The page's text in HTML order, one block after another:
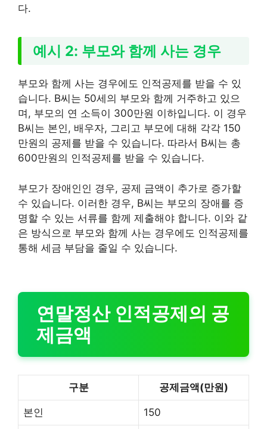
다.
예시 2: 부모와 함께 사는 경우
부모와 함께 사는 경우에도 인적공제를 받을 수 있
습니다. B씨는 50세의 부모와 함께 거주하고 있으
며, 부모의 연 소득이 300만원 이하입니다. 이 경우
B씨는 본인, 배우자, 그리고 부모에 대해 각각 150
만원의 공제를 받을 수 있습니다. 따라서 B씨는 총
600만원의 인적공제를 받을 수 있습니다.
부모가 장애인인 경우, 공제 금액이 추가로 증가할
수 있습니다. 이러한 경우, B씨는 부모의 장애를 증
명할 수 있는 서류를 함께 제출해야 합니다. 이와 같
은 방식으로 부모와 함께 사는 경우에도 인적공제를
통해 세금 부담을 줄일 수 있습니다.
연말정산 인적공제의 공
제금액
구분 공제금액(만원)
본인 150